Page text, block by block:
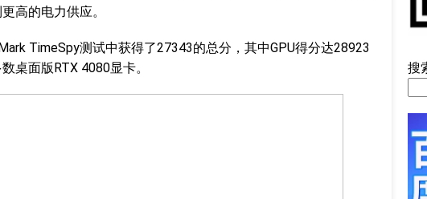
高的电力供应。
TimeSpy测试中获得了27343的总分，其中GPU得分达28923
桌面版RTX 4080显卡。
搜